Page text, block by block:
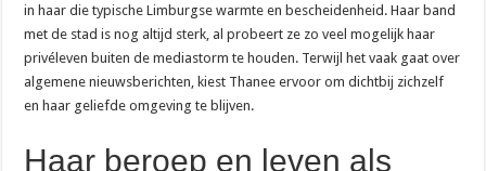
in haar die typische Limburgse warmte en bescheidenheid. Haar band
met de stad is nog altijd sterk, al probeert ze zo veel mogelijk haar
privéleven buiten de mediastorm te houden. Terwijl het vaak gaat over
algemene nieuwsberichten, kiest Thanee ervoor om dichtbij zichzelf
en haar geliefde omgeving te blijven.
Haar beroep en leven als